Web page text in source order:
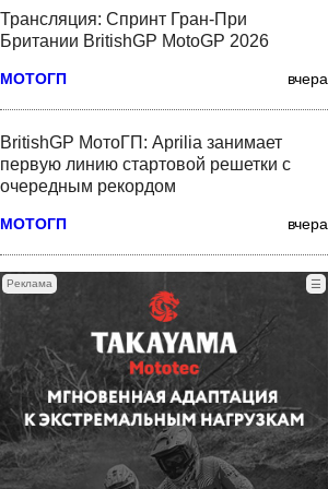
Трансляция: Спринт Гран-При
Британии BritishGP MotoGP 2026
МОТОГП вчера
BritishGP МотоГП: Aprilia занимает
первую линию стартовой решетки с
очередным рекордом
МОТОГП вчера
Реклама ☰